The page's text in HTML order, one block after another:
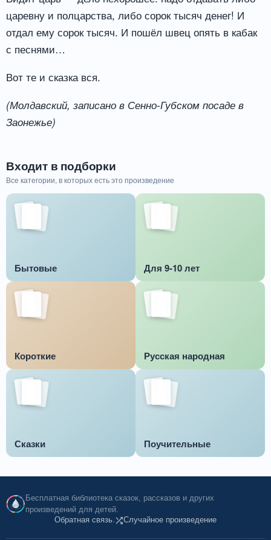
царевну и полцарства, либо сорок тысяч денег! И
отдал ему сорок тысяч. И пошёл швец опять в кабак
с песнями…
Вот те и сказка вся.
(Молдавский, записано в Сенно-Губском посаде в
Заонежье)
Входит в подборки
Все категории, в которых есть это произведение
Бытовые Для 9-10 лет
Короткие Русская народная
Сказки Поучительные
Бесплатная библиотека сказок, рассказов и других
произведений для детей.
Обратная связь· Случайное произведение